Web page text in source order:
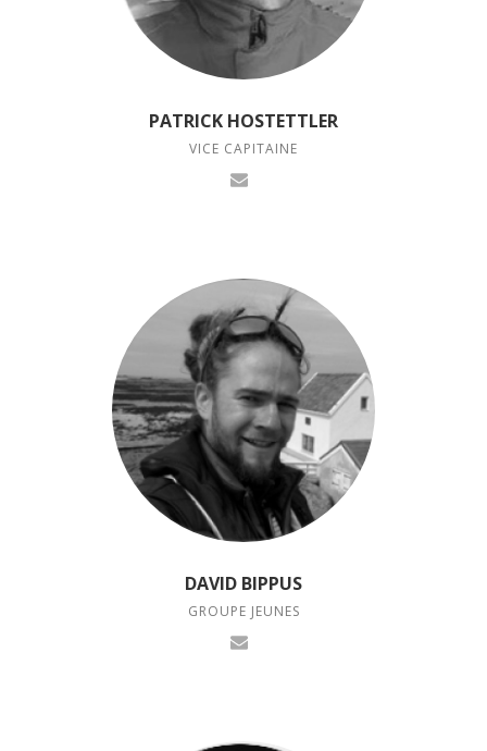
PATRICK HOSTETTLER
VICE CAPITAINE
DAVID BIPPUS
GROUPE JEUNES